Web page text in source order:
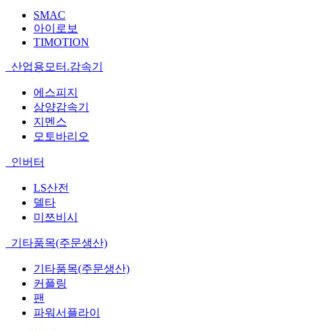
SMAC
아이로보
TIMOTION
산업용모터.감속기
에스피지
삼양감속기
지멘스
모토바리오
인버터
LS산전
델타
미쯔비시
기타품목(주문생산)
기타품목(주문생산)
커플링
팬
파워서플라이